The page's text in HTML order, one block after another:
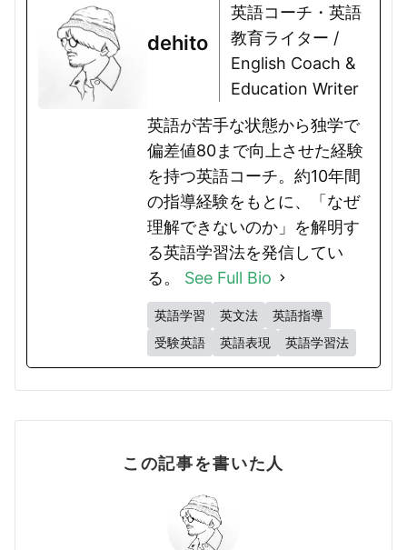
dehito
英語コーチ・英語
教育ライター /
English Coach &
Education Writer
英語が苦手な状態から独学で
偏差値80まで向上させた経験
を持つ英語コーチ。約10年間
の指導経験をもとに、「なぜ
理解できないのか」を解明す
る英語学習法を発信してい
る。 See Full Bio
英語学習 英文法
英語指導
受験英語
英語表現 英語学習法
この記事を書いた人